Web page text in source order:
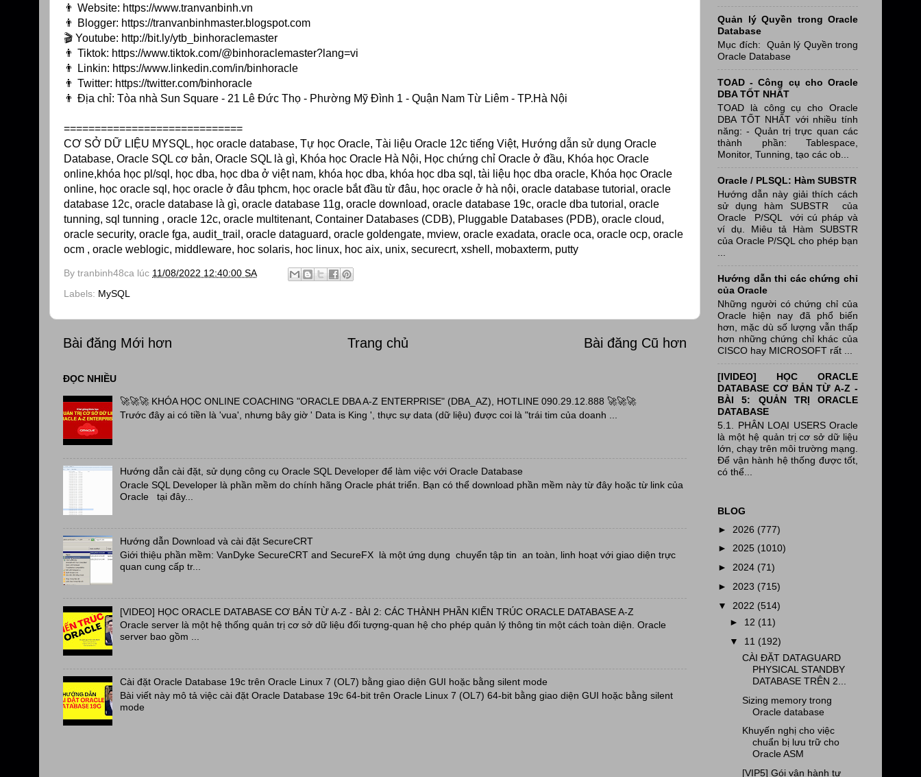
👨 Website: https://www.tranvanbinh.vn
👨 Blogger: https://tranvanbinhmaster.blogspot.com
🎬 Youtube: http://bit.ly/ytb_binhoraclemaster
👨 Tiktok: https://www.tiktok.com/@binhoraclemaster?lang=vi
👨 Linkin: https://www.linkedin.com/in/binhoracle
👨 Twitter: https://twitter.com/binhoracle
👨 Địa chỉ: Tòa nhà Sun Square - 21 Lê Đức Thọ - Phường Mỹ Đình 1 - Quận Nam Từ Liêm - TP.Hà Nội
=============================
CƠ SỞ DỮ LIỆU MYSQL, học oracle database, Tự học Oracle, Tài liệu Oracle 12c tiếng Việt, Hướng dẫn sử dụng Oracle
Database, Oracle SQL cơ bản, Oracle SQL là gì, Khóa học Oracle Hà Nội, Học chứng chỉ Oracle ở đầu, Khóa học Oracle
online,khóa học pl/sql, học dba, học dba ở việt nam, khóa học dba, khóa học dba sql, tài liệu học dba oracle, Khóa học Oracle
online, học oracle sql, học oracle ở đâu tphcm, học oracle bắt đầu từ đâu, học oracle ở hà nội, oracle database tutorial, oracle
database 12c, oracle database là gì, oracle database 11g, oracle download, oracle database 19c, oracle dba tutorial, oracle
tunning, sql tunning , oracle 12c, oracle multitenant, Container Databases (CDB), Pluggable Databases (PDB), oracle cloud,
oracle security, oracle fga, audit_trail, oracle dataguard, oracle goldengate, mview, oracle exadata, oracle oca, oracle ocp, oracle
ocm , oracle weblogic, middleware, hoc solaris, hoc linux, hoc aix, unix, securecrt, xshell, mobaxterm, putty
By tranbinh48ca lúc 11/08/2022 12:40:00 SA
Labels: MySQL
Bài đăng Mới hơn Bài đăng Cũ hơn
Trang chủ
ĐỌC NHIỀU
🚀🚀🚀 KHÓA HỌC ONLINE COACHING "ORACLE DBA A-Z ENTERPRISE" (DBA_AZ), HOTLINE 090.29.12.888 🚀🚀🚀
Trước đây ai có tiền là 'vua', nhưng bây giờ ' Data is King ', thực sự data (dữ liệu) được coi là "trái tim của doanh ...
Hướng dẫn cài đặt, sử dụng công cụ Oracle SQL Developer để làm việc với Oracle Database
Oracle SQL Developer là phần mềm do chính hãng Oracle phát triển. Bạn có thể download phần mềm này từ đây hoặc từ link của
Oracle tại đây...
Hướng dẫn Download và cài đặt SecureCRT
Giới thiệu phần mềm: VanDyke SecureCRT and SecureFX là một ứng dụng chuyển tập tin an toàn, linh hoạt với giao diện trực
quan cung cấp tr...
[VIDEO] HỌC ORACLE DATABASE CƠ BẢN TỪ A-Z - BÀI 2: CÁC THÀNH PHẦN KIẾN TRÚC ORACLE DATABASE A-Z
Oracle server là một hệ thống quản trị cơ sở dữ liệu đối tượng-quan hệ cho phép quản lý thông tin một cách toàn diện. Oracle
server bao gồm ...
Cài đặt Oracle Database 19c trên Oracle Linux 7 (OL7) bằng giao diện GUI hoặc bằng silent mode
Bài viết này mô tả việc cài đặt Oracle Database 19c 64-bit trên Oracle Linux 7 (OL7) 64-bit bằng giao diện GUI hoặc bằng silent
mode
Quản lý Quyền trong Oracle
Database
Mục đích: Quản lý Quyền trong
Oracle Database
TOAD - Công cụ cho Oracle
DBA TỐT NHẤT
TOAD là công cụ cho Oracle
DBA TỐT NHẤT với nhiều tính
năng: - Quản trị trực quan các
thành phần: Tablespace,
Monitor, Tunning, tạo các ob...
Oracle / PLSQL: Hàm SUBSTR
Hướng dẫn này giải thích cách
sử dụng hàm SUBSTR của
Oracle P/SQL với cú pháp và
ví dụ. Miêu tả Hàm SUBSTR
của Oracle P/SQL cho phép bạn
Hướng dẫn thi các chứng chỉ
của Oracle
Những người có chứng chỉ của
Oracle hiện nay đã phổ biến
hơn, mặc dù số lượng vẫn thấp
hơn những chứng chỉ khác của
CISCO hay MICROSOFT rất ...
[IVIDEO] HỌC ORACLE
DATABASE CƠ BẢN TỪ A-Z -
BÀI 5: QUẢN TRỊ ORACLE
DATABASE
5.1. PHÂN LOẠI USERS Oracle
là một hệ quản trị cơ sở dữ liệu
lớn, chạy trên môi trường mạng.
Để vận hành hệ thống được tốt,
có thể...
BLOG
► 2026 (777)
► 2025 (1010)
► 2024 (71)
► 2023 (715)
▼ 2022 (514)
► 12 (11)
▼ 11 (192)
CÀI ĐẶT DATAGUARD
PHYSICAL STANDBY
DATABASE TRÊN 2...
Sizing memory trong
Oracle database
Khuyến nghị cho việc
chuẩn bị lưu trữ cho
Oracle ASM
[VIP5] Gói vận hành tự